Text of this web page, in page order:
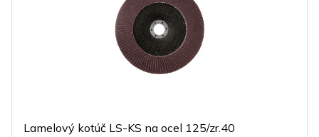
Lamelový kotúč LS-KS na ocel 125/zr.40